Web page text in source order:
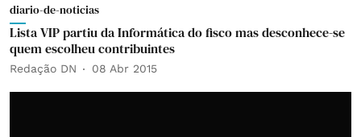
diario-de-noticias
Lista VIP partiu da Informática do fisco mas desconhece-se
quem escolheu contribuintes
Redação DN 08 Abr 2015